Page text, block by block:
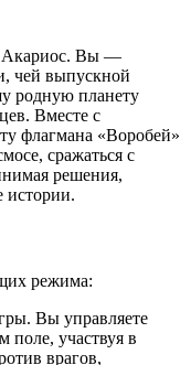
Акариос. Вы —
чей выпускной
родную планету
Вместе с
флагмана «Воробей»
сражаться с
решения,
истории.
режима:
Вы управляете
поле, участвуя в
врагов,